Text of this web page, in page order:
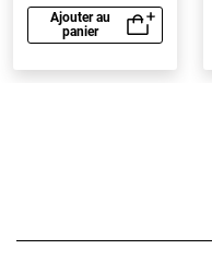
Ajouter au
panierAperçu rapide